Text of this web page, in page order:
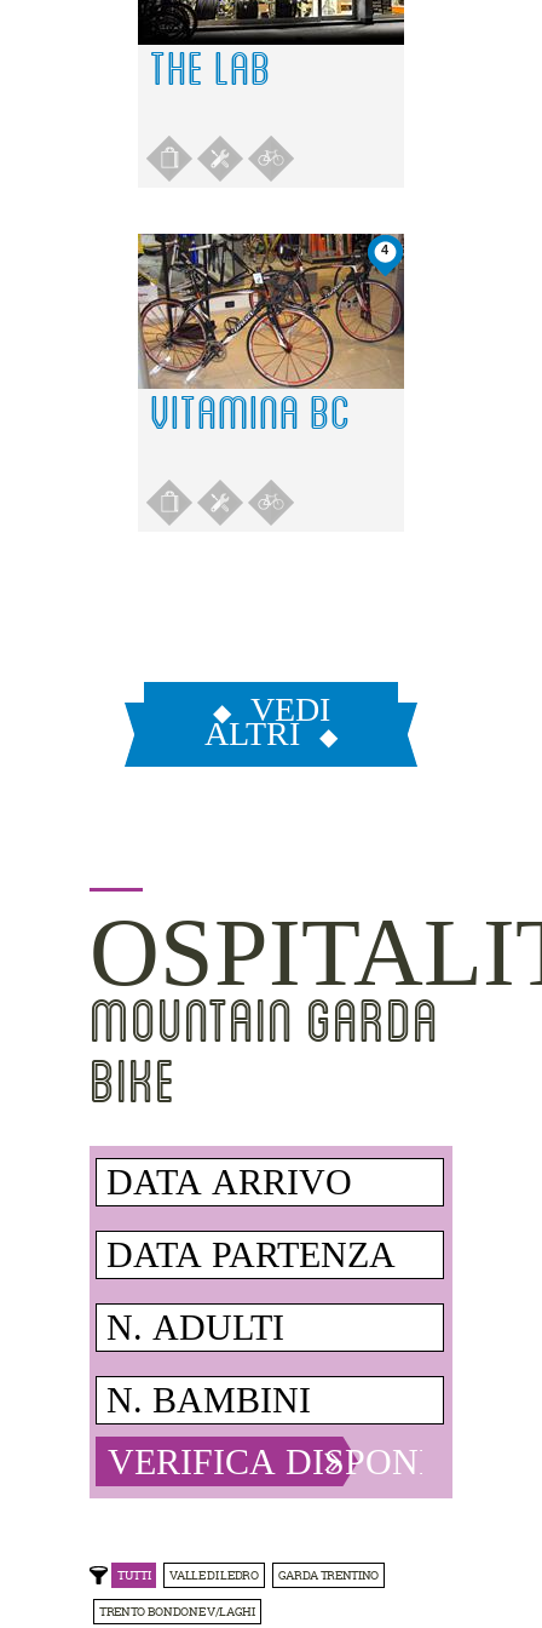
THE LAB
4
VITAMINA BC
VEDI
ALTRI
MOUNTAIN GARDA
BIKE
TUTTI VALLE DI LEDRO GARDA TRENTINO
TRENTO BONDONE V/LAGHI